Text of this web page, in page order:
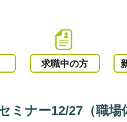
求職中の方
ミナー12/27（職場